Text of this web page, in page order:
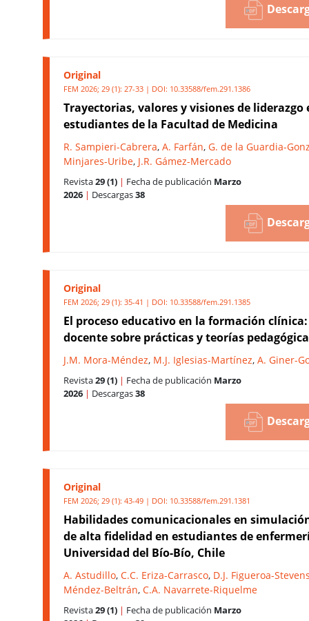
Original
FEM 2026; 29 (1): 27-33 | DOI: 10.33588/fem.291.1386
Trayectorias, valores y visiones de liderazgo
estudiantes de la Facultad de Medicina
R. Sampieri-Cabrera, A. Farfán, G. de la Guardia-
Minjares-Uribe, J.R. Gámez-Mercado
Revista29 (1) | Fecha de publicación Marzo
2026 | Descargas38
Original
FEM 2026; 29 (1): 35-41 | DOI: 10.33588/fem.291.1385
El proceso educativo en la formación
docente sobre prácticas y teorías
J.M. Mora-Méndez, M.J. Iglesias-Martínez, A. Giner-
Revista29 (1) | Fecha de publicación Marzo
2026 | Descargas38
Original
FEM 2026; 29 (1): 43-49 | DOI: 10.33588/fem.291.1381
Habilidades comunicacionales en
de alta fidelidad en estudiantes de
Universidad del Bío-Bío, Chile
A. Astudillo, C.C. Eriza-Carrasco, D.J. Figueroa-
Méndez-Beltrán, C.A. Navarrete-Riquelme
Revista29 (1) | Fecha de publicación Marzo